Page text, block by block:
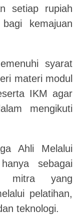
setiap rupiah
kemajuan
syarat
materi modul
IKM agar
mengikuti
Ahli Melalui
sebagai
mitra yang
pelatihan,
teknologi.